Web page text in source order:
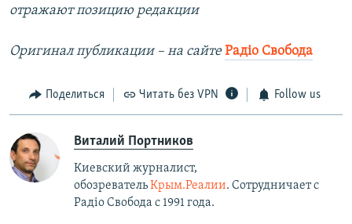
отражают позицию редакции
Оригинал публикации –​ на сайте Радіо Свобода
Поделиться Читать без VPN Follow us
Виталий Портников
Киевский журналист,
обозревательКрым.Реалии. Сотрудничает с
Радiо Свобода с 1991 года.